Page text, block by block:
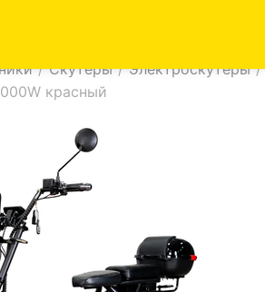
/ Скутеры / Электроскутеры /
красный